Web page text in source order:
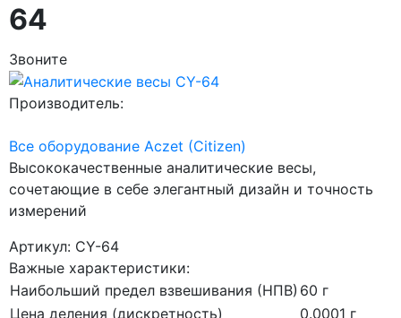
64
Звоните
Производитель:
Все оборудование Aczet (Citizen)
Высококачественные аналитические весы,
сочетающие в себе элегантный дизайн и точность
измерений
Артикул: CY-64
Важные характеристики:
Наибольший предел взвешивания (НПВ) 60 г
Цена деления (дискретность)
0.0001 г